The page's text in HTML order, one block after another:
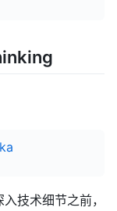
技术细节之前，